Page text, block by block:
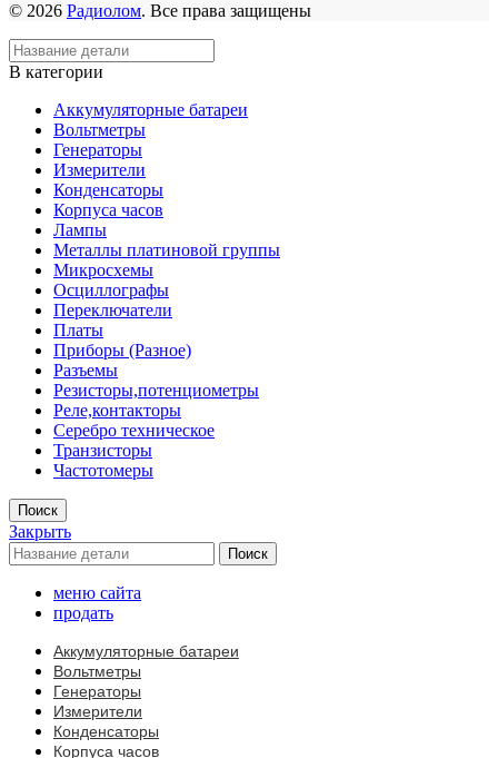
© 2026 Радиолом. Все права защищены
В категории
Аккумуляторные батареи
Вольтметры
Генераторы
Измерители
Конденсаторы
Корпуса часов
Лампы
Металлы платиновой группы
Микросхемы
Осциллографы
Переключатели
Платы
Приборы (Разное)
Разъемы
Резисторы,потенциометры
Реле,контакторы
Серебро техническое
Транзисторы
Частотомеры
Поиск
Закрыть
Поиск
меню сайта
продать
Аккумуляторные батареи
Вольтметры
Генераторы
Измерители
Конденсаторы
Корпуса часов